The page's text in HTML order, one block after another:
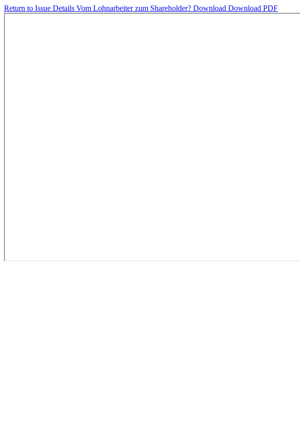
Return to Issue Details Vom Lohnarbeiter zum Shareholder? Download Download PDF